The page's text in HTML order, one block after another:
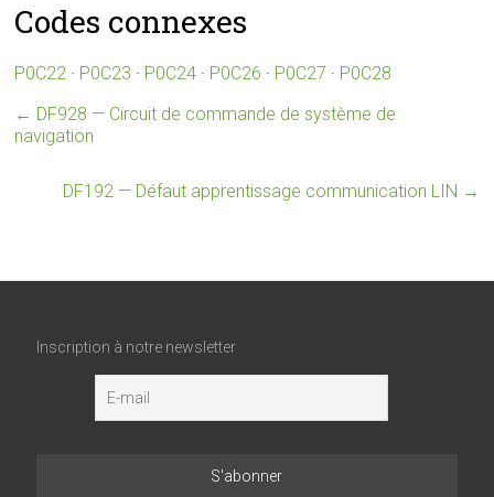
Codes connexes
P0C22 · P0C23 · P0C24 · P0C26 · P0C27 · P0C28
← DF928 — Circuit de commande de système de
navigation
DF192 — Défaut apprentissage communication LIN →
Inscription à notre newsletter